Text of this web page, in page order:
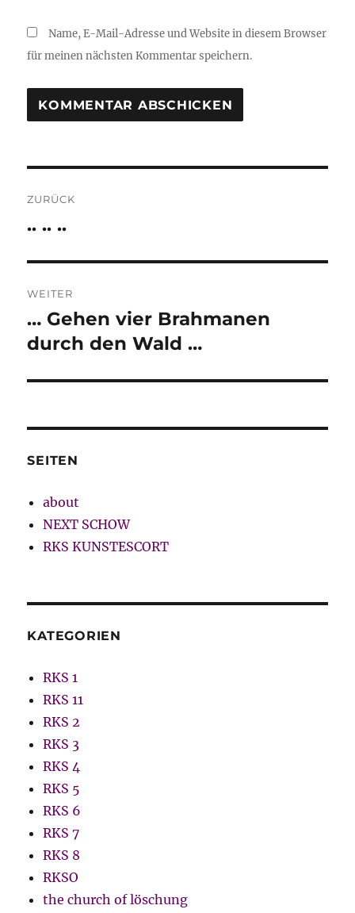
Name, E-Mail-Adresse und Website in diesem Browser
für meinen nächsten Kommentar speichern.
ZURÜCK
Vorheriger
.. .. ..
WEITER
Nächster
Beitrag:
… Gehen vier Brahmanen
durch den Wald …
SEITEN
about
NEXT SCHOW
RKS KUNSTESCORT
KATEGORIEN
RKS 1
RKS 11
RKS 2
RKS 3
RKS 4
RKS 5
RKS 6
RKS 7
RKS 8
RKSO
the church of löschung